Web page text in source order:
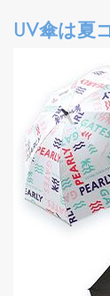
UV傘は夏